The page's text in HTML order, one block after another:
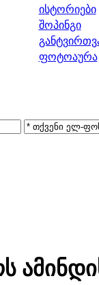
ისტორიები
შოპინგი
ფოტოაურა